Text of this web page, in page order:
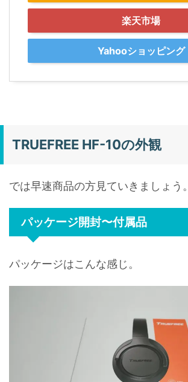
楽天市場
Yahooショッピング
TRUEFREE HF-10の外観
では早速商品の方見ていきましょう。
パッケージ開封〜付属品
パッケージはこんな感じ。